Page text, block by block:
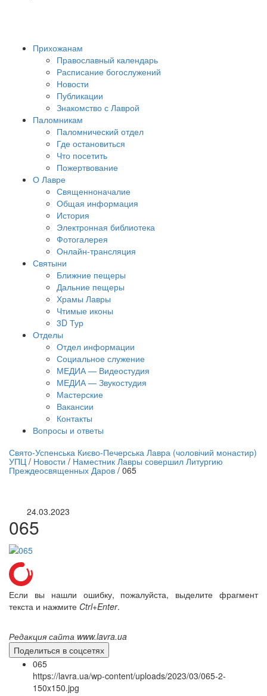
Прихожанам
Православный календарь
Расписание богослужений
Новости
Публикации
Знакомство с Лаврой
Паломникам
Паломнический отдел
Где остановиться
Что посетить
Пожертвование
О Лавре
Священноначалие
Общая информация
История
Электронная библиотека
Фотогалерея
Онлайн-трансляция
Святыни
Ближние пещеры
Дальние пещеры
Храмы Лавры
Чтимые иконы
3D Тур
Отделы
Отдел информации
Социальное служение
МЕДИА — Видеостудия
МЕДИА — Звукостудия
Мастерские
Вакансии
Контакты
Вопросы и ответы
трансляция | 12 сентября
трансляции
Свято-Успенська Києво-Печерська Лавра (чоловічий монастир)
УПЦ / Новости / Наместник Лавры совершил Литургию
Преждеосвященных Даров / 065
24.03.2023
065
Если вы нашли ошибку, пожалуйста, выделите фрагмент
текста и нажмите Ctrl+Enter.
Редакция сайта www.lavra.ua
Поделиться в соцсетях
065
https://lavra.ua/wp-content/uploads/2023/03/065-2-
150x150.jpg